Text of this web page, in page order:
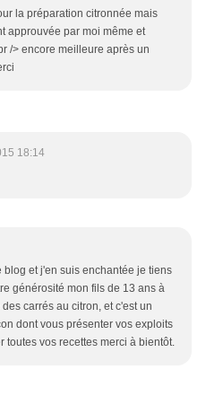
la préparation citronnée mais
approuvée par moi même et
/> encore meilleure après un
18:14
blog et j'en suis enchantée je tiens
générosité mon fils de 13 ans à
carrés au citron, et c'est un
dont vous présenter vos exploits
toutes vos recettes merci à bientôt.